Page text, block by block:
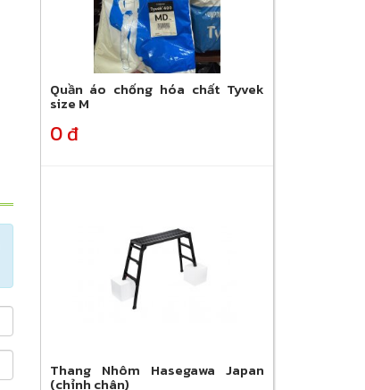
Quần áo chống hóa chất Tyvek
size M
0 đ
Thang Nhôm Hasegawa Japan
(chỉnh chân)